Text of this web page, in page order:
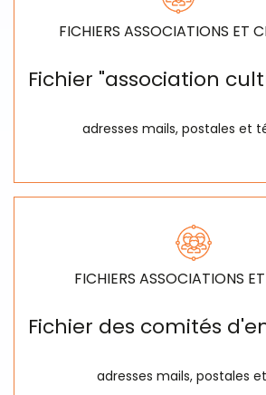
FICHIERS ASSOCIATIONS ET
Fichier "association
adresses mails, postales et
FICHIERS ASSOCIATIONS
Fichier des comités
adresses mails, postales